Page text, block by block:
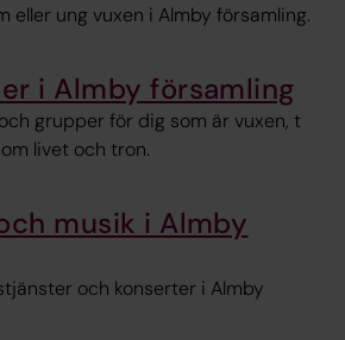
eller ung vuxen i Almby församling.
i Almby församling
grupper för dig som är vuxen, t
livet och tron.
musik i Almby
och konserter i Almby